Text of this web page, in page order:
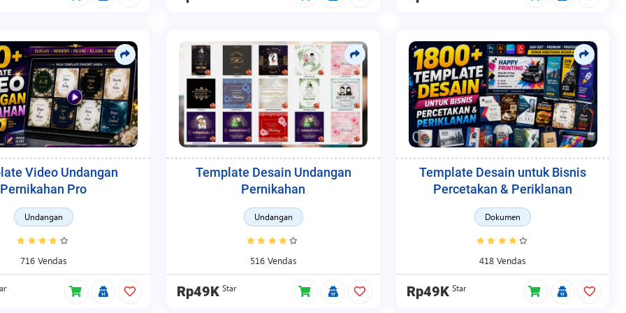
Video Undangan
Pernikahan Pro
Undangan
716 Vendas
Template Desain Undangan
Pernikahan
Undangan
516 Vendas
Rp49K Star
Template Desain untuk Bisnis
Percetakan & Periklanan
Dokumen
418 Vendas
Rp49K Star